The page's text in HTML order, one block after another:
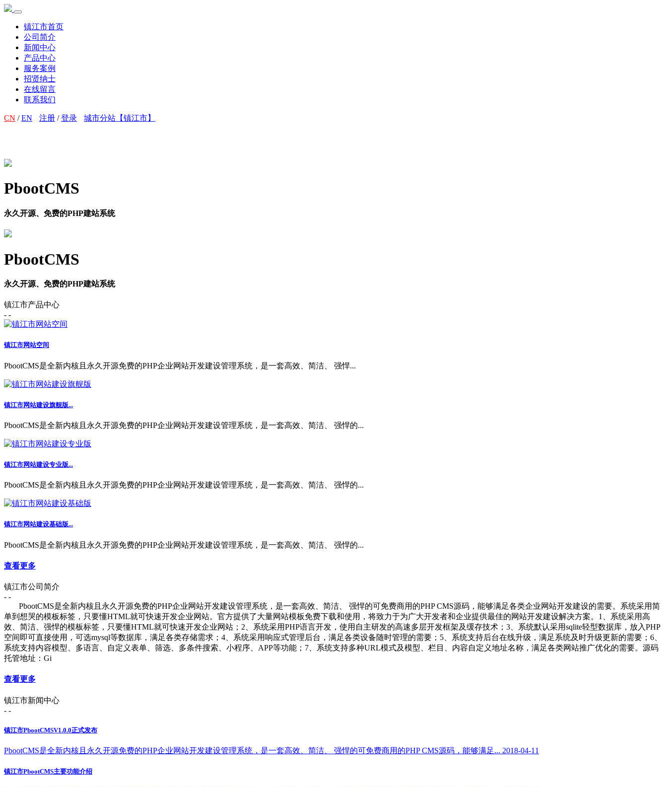
镇江市首页
公司简介
新闻中心
产品中心
服务案例
招贤纳士
在线留言
联系我们
CN /EN 注册 /登录 城市分站【镇江市】
PbootCMS
永久开源、免费的PHP建站系统
PbootCMS
永久开源、免费的PHP建站系统
镇江市产品中心
- -
镇江市网站空间
PbootCMS是全新内核且永久开源免费的PHP企业网站开发建设管理系统，是一套高效、简洁、 强悍...
镇江市网站建设旗舰版...
PbootCMS是全新内核且永久开源免费的PHP企业网站开发建设管理系统，是一套高效、简洁、 强悍的...
镇江市网站建设专业版...
PbootCMS是全新内核且永久开源免费的PHP企业网站开发建设管理系统，是一套高效、简洁、 强悍的...
镇江市网站建设基础版...
PbootCMS是全新内核且永久开源免费的PHP企业网站开发建设管理系统，是一套高效、简洁、 强悍的...
查看更多
镇江市公司简介
- -
PbootCMS是全新内核且永久开源免费的PHP企业网站开发建设管理系统，是一套高效、简洁、 强悍的可免费商用的PHP CMS源码，能够满足各类企业网站开发建设的需要。系统采用简
单到想哭的模板标签，只要懂HTML就可快速开发企业网站。官方提供了大量网站模板免费下载和使用，将致力于为广大开发者和企业提供最佳的网站开发建设解决方案。1、系统采用高
效、简洁、强悍的模板标签，只要懂HTML就可快速开发企业网站；2、系统采用PHP语言开发，使用自主研发的高速多层开发框架及缓存技术；3、系统默认采用sqlite轻型数据库，放入PHP
空间即可直接使用，可选mysql等数据库，满足各类存储需求；4、系统采用响应式管理后台，满足各类设备随时管理的需要；5、系统支持后台在线升级，满足系统及时升级更新的需要；6、
系统支持内容模型、多语言、自定义表单、筛选、多条件搜索、小程序、APP等功能；7、系统支持多种URL模式及模型、栏目、内容自定义地址名称，满足各类网站推广优化的需要。源码
托管地址：Gi
查看更多
镇江市新闻中心
- -
镇江市PbootCMSV1.0.0正式发布
PbootCMS是全新内核且永久开源免费的PHP企业网站开发建设管理系统，是一套高效、简洁、 强悍的可免费商用的PHP CMS源码，能够满足... 2018-04-11
镇江市PbootCMS主要功能介绍